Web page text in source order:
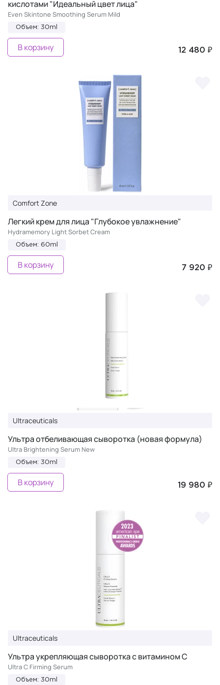
кислотами "Идеальный цвет лица"
Even Skintone Smoothing Serum Mild
Объем: 30ml
12 480 ₽
В корзину
Comfort Zone
Легкий крем для лица "Глубокое увлажнение"
Hydramemory Light Sorbet Cream
Объем: 60ml
7 920 ₽
В корзину
Ultraceuticals
Ультра отбеливающая сыворотка (новая формула)
Ultra Brightening Serum New
Объем: 30ml
19 980 ₽
В корзину
Ultraceuticals
Ультра укрепляющая сыворотка с витамином C
Ultra C Firming Serum
Объем: 30ml